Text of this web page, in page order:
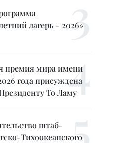
лагерь - 2026»
премия мира имени
года присуждена
То Ламу
штаб-
Тихоокеанского